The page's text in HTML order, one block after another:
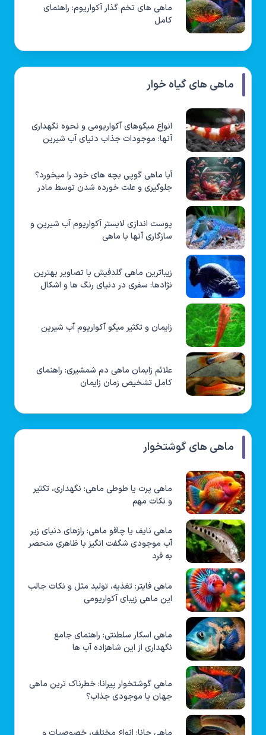
ماهی های تخم گذار آکواریوم: راهنمای
کامل
ماهی های گیاه خوار
انواع میگوهای آکواریومی و نحوه نگهداری
آنها: موجودات جذاب دنیای آب شیرین
آیا ماهی گوپی بچه های خود را میخورد؟
جلوگیری و علت خورده شدن توسط مادر
پوست اندازی لابستر آکواریوم آب شیرین و
سازگاری آنها با ماهی
زیباترین ماهی گلدفیش با تصاویر بهترین
نژادها: سفری در دنیای رنگ ها و اشکال
زایمان و تکثیر میگو آکواریوم آب شیرین
علائم زایمان ماهی دم شمشیری: راهنمای
کامل تشخیص زمان زایمان
ماهی های گوشتخوار
ماهی پرت یا طوطی ماهی: نگهداری، تکثیر
و نکات مهم
ماهی نایف یا چاقو ماهی: رازهای دنیای زیر
آب موجودی شگفت انگیز با ظاهری منحصر
به فرد
ماهی فایتر: تغذیه، تولید مثل و نکات جالب
این ماهی زیبای آکواریومی
ماهی اسکار سلطنتی: راهنمای جامع
نگهداری از این شاهزاده آب ها
ماهی گوشتخوار پیرانا: خطرناک ترین ماهی
جهان یا موجودی جذاب؟